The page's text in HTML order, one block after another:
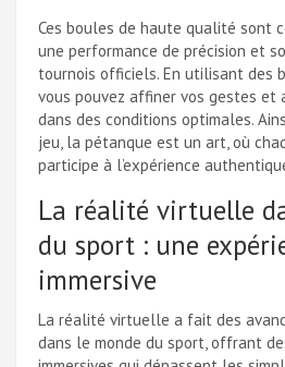
Ces boules de haute qualité sont
une performance de précision et
tournois officiels. En utilisant des
vous pouvez affiner vos gestes et
dans des conditions optimales.
jeu, la pétanque est un art, où
participe à l’expérience
La réalité virtuelle
du sport : une
immersive
La réalité virtuelle a fait des
dans le monde du sport, offrant